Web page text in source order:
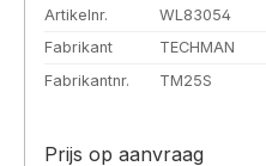
Artikelnr.
WL83054
Fabrikant
TECHMAN
Fabrikantnr.
TM25S
Prijs op aanvraag